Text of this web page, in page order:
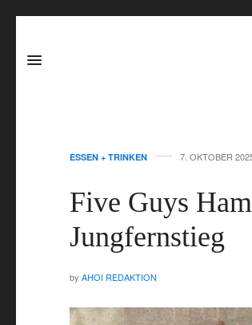
ESSEN + TRINKEN 7. OKTOBER
Five Guys
Jungfernstieg
by AHOI REDAKTION